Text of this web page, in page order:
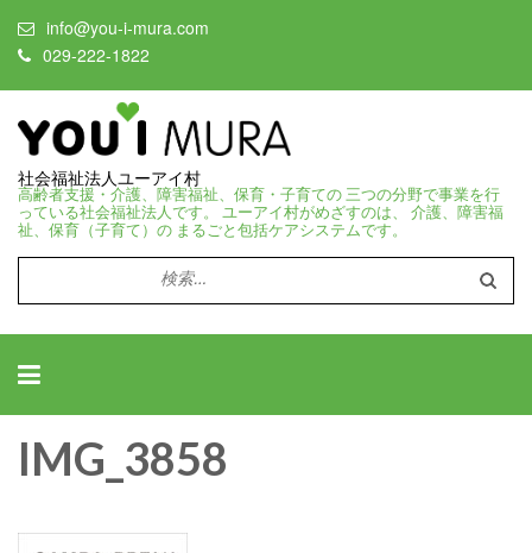
info@you-i-mura.com
029-222-1822
社会福祉法人ユーアイ村
高齢者支援・介護、障害福祉、保育・子育ての 三つの分野で事業を行
っている社会福祉法人です。 ユーアイ村がめざすのは、 介護、障害福
祉、保育（子育て）の まるごと包括ケアシステムです。
検
索:
IMG_3858